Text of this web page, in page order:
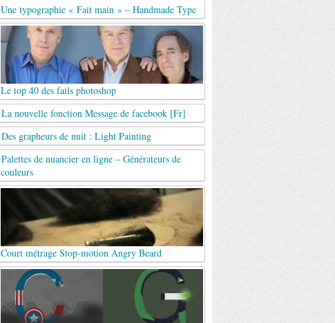
Une typographie « Fait main » – Handmade Type
Le top 40 des fails photoshop
La nouvelle fonction Message de facebook [Fr]
Des grapheurs de nuit : Light Painting
Palettes de nuancier en ligne – Générateurs de
couleurs
Court métrage Stop-motion Angry Beard